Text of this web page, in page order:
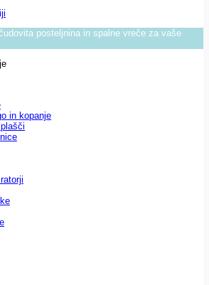
posteljnina in spalne vreče za vaše
in kopanje